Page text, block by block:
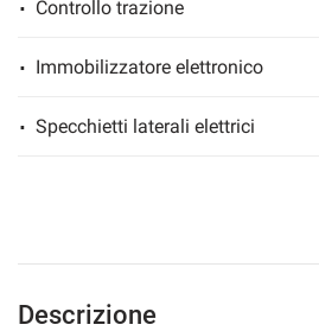
Controllo trazione
Immobilizzatore elettronico
Specchietti laterali elettrici
Descrizione